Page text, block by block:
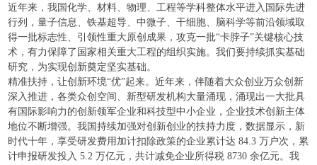
近年来，我国化学、材料、物理、工程等学科整体水平进入国际先进
行列，量子信息、铁基超导、中微子、干细胞、脑科学等前沿领域取
得一批标志性、引领性重大原创成果，攻克一批“卡脖子”关键核心技
术，有力保障了国家相关重大工程的组织实施。我们要持续抓实基础
研究，为实现创新奠定坚实基础。
精准扶持，让创新环境“优”起来。近年来，伴随着大众创业万众创新
深入推进，各类众创空间、新型研发机构大量涌现，涌现出一大批具
有国际影响力的创新领军企业和科技型中小企业，企业技术创新主体
地位不断增强。我国持续加强对创新创业的扶持力度，数据显示，新
时代十年，享受研发费用加计扣除政策的企业累计达 84.3 万户次，累
计申报研发投入 5.2 万亿元，共计减免企业所得税 8730 余亿元。我